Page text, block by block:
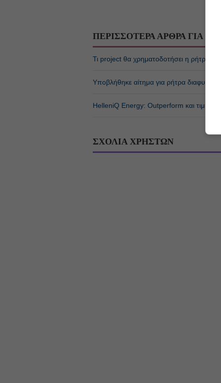
ΠΕΡΙΣΣΟΤΕΡΑ ΑΡΘΡΑ ΓΙΑ
Τι project θα χρηματοδοτήσει η ρήτρα
Υποβλήθηκε αίτημα για ρήτρα διαφυγής,
HelleniQ Energy: Outperform και τιμή-
ΣΧΟΛΙΑ ΧΡΗΣΤΩΝ